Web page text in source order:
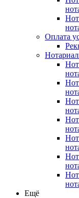
Оплата
Ещё